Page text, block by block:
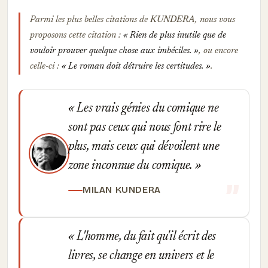
Parmi les plus belles citations de KUNDERA, nous vous
proposons cette citation :
Rien de plus inutile que de
vouloir prouver quelque chose aux imbéciles.
, ou encore
celle-ci :
Le roman doit détruire les certitudes. .
Les vrais génies du comique ne
sont pas ceux qui nous font rire le
plus, mais ceux qui dévoilent une
zone inconnue du comique.
MILAN KUNDERA
L'homme, du fait qu'il écrit des
livres, se change en univers et le